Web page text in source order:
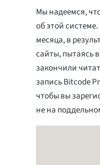
Мы надеемся,
об этой
месяца, в
сайты, пытаясь
закончили
запись Bitcode
чтобы вы
не на